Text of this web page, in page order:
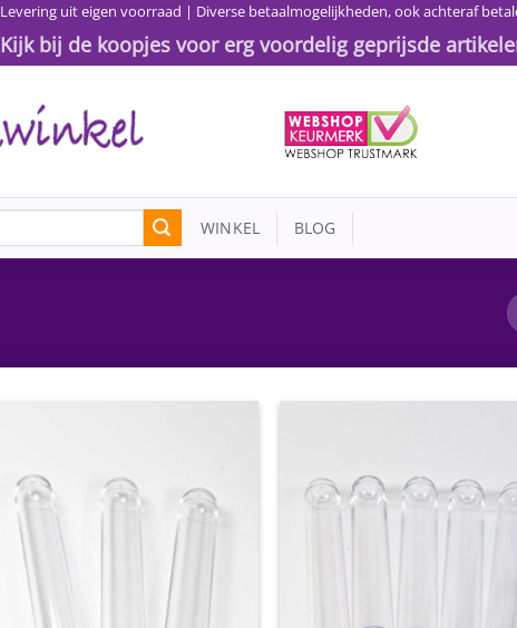
Levering uit eigen voorraad | Diverse betaalmogelijkheden, ook achteraf
Kijk bij de koopjes voor erg voordelig geprijsde
WINKEL BLOG
wenslijst